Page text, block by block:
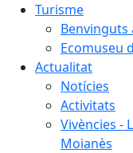
Turisme
Benvinguts
Ecomuseu
Actualitat
Notícies
Activitats
Vivències -
Moianès